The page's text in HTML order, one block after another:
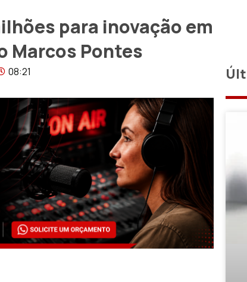
para inovação em
Marcos Pontes
08:21